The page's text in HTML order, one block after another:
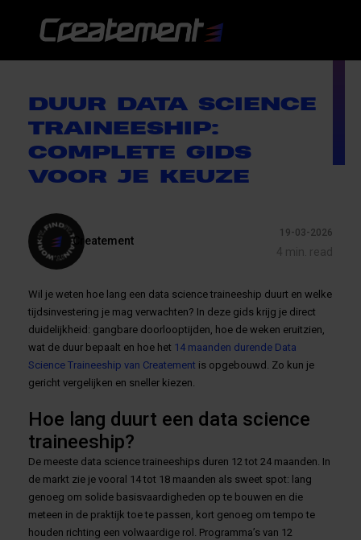
DUUR DATA SCIENCE
TRAINEESHIP:
COMPLETE GIDS
VOOR JE KEUZE
Createment
19-03-2026
4 min. read
Wil je weten hoe lang een data science traineeship duurt en welke
tijdsinvestering je mag verwachten? In deze gids krijg je direct
duidelijkheid: gangbare doorlooptijden, hoe de weken eruitzien,
wat de duur bepaalt en hoe het 14 maanden durende Data
Science Traineeship van Createment is opgebouwd. Zo kun je
gericht vergelijken en sneller kiezen.
Hoe lang duurt een data science
traineeship?
De meeste data science traineeships duren 12 tot 24 maanden. In
de markt zie je vooral 14 tot 18 maanden als sweet spot: lang
genoeg om solide basisvaardigheden op te bouwen en die
meteen in de praktijk toe te passen, kort genoeg om tempo te
houden richting een volwaardige rol. Programma’s van 12